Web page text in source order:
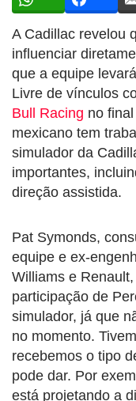
A Cadillac revelou
influenciar
que a equipe
Livre de vínculos
Bull Racing no
mexicano tem
simulador da
importantes,
direção assistida.
Pat Symonds,
equipe e ex-
Williams e
participação de
simulador, já que
no momento.
recebemos o tipo
pode dar. Por
está projetando a